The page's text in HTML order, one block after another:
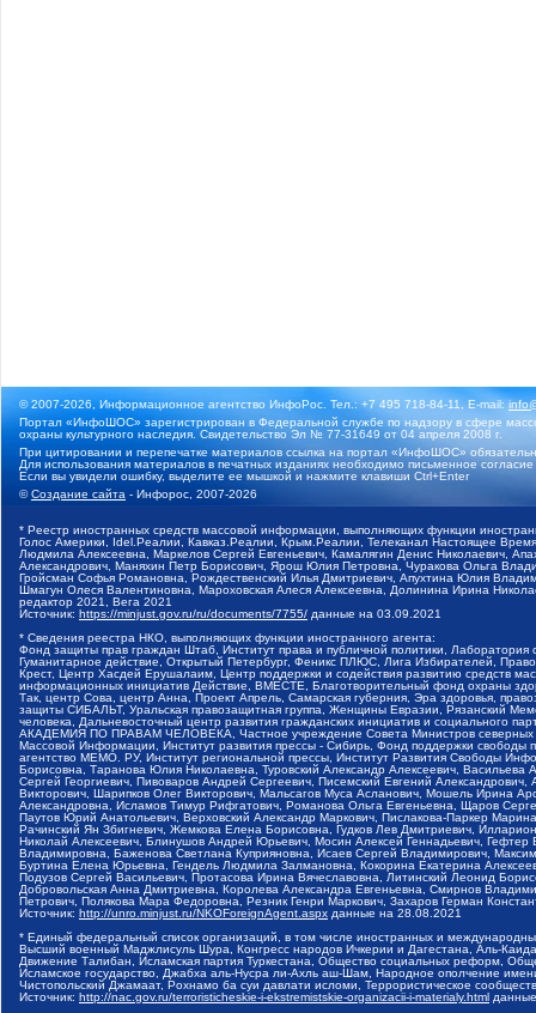
© 2007-2026, Информационное агентство ИнфоРос. Тел.: +7 495 718-84-11, E-mail:
Портал «ИнфоШОС» зарегистрирован в Федеральной службе по надзору в сфере
охраны культурного наследия. Свидетельство Эл № 77-31649 от 04 апреля 2008 г.
При цитировании и перепечатке материалов ссылка на портал «ИнфоШОС»
Для использования материалов в печатных изданиях необходимо письменное
Если вы увидели ошибку, выделите ее мышкой и нажмите клавиши Ctrl+Enter
©Создание сайта - Инфорос, 2007-2026
* Реестр иностранных средств массовой информации, выполняющих функции
Голос Америки, Idel.Реалии, Кавказ.Реалии, Крым.Реалии, Телеканал Настоящее
Людмила Алексеевна, Маркелов Сергей Евгеньевич, Камалягин Денис Николаевич,
Александрович, Маняхин Петр Борисович, Ярош Юлия Петровна, Чуракова Ольга
Гройсман Софья Романовна, Рождественский Илья Дмитриевич, Апухтина Юлия
Шмагун Олеся Валентиновна, Мароховская Алеся Алексеевна, Долинина Ирина
редактор 2021, Вега 2021
Источник: https://minjust.gov.ru/ru/documents/7755/ данные на 03.09.2021
* Сведения реестра НКО, выполняющих функции иностранного агента:
Фонд защиты прав граждан Штаб, Институт права и публичной политики,
Гуманитарное действие, Открытый Петербург, Феникс ПЛЮС, Лига Избирателей,
Крест, Центр Хасдей Ерушалаим, Центр поддержки и содействия развитию средств
информационных инициатив Действие, ВМЕСТЕ, Благотворительный фонд охраны
Так, центр Сова, центр Анна, Проект Апрель, Самарская губерния, Эра здоровья,
защиты СИБАЛЬТ, Уральская правозащитная группа, Женщины Евразии, Рязанский
человека, Дальневосточный центр развития гражданских инициатив и социального
АКАДЕМИЯ ПО ПРАВАМ ЧЕЛОВЕКА, Частное учреждение Совета Министров северных
Массовой Информации, Институт развития прессы - Сибирь, Фонд поддержки
агентство МЕМО. РУ, Институт региональной прессы, Институт Развития Свободы
Борисовна, Таранова Юлия Николаевна, Туровский Александр Алексеевич,
Сергей Георгиевич, Пивоваров Андрей Сергеевич, Писемский Евгений
Викторович, Шарипков Олег Викторович, Мальсагов Муса Асланович, Мошель Ирина
Александровна, Исламов Тимур Рифгатович, Романова Ольга Евгеньевна, Щаров
Паутов Юрий Анатольевич, Верховский Александр Маркович, Пислакова-Паркер
Рачинский Ян Збигневич, Жемкова Елена Борисовна, Гудков Лев Дмитриевич,
Николай Алексеевич, Блинушов Андрей Юрьевич, Мосин Алексей Геннадьевич,
Владимировна, Баженова Светлана Куприяновна, Исаев Сергей Владимирович,
Буртина Елена Юрьевна, Гендель Людмила Залмановна, Кокорина Екатерина
Подузов Сергей Васильевич, Протасова Ирина Вячеславовна, Литинский Леонид
Добровольская Анна Дмитриевна, Королева Александра Евгеньевна, Смирнов
Петрович, Полякова Мара Федоровна, Резник Генри Маркович, Захаров Герман
Источник: http://unro.minjust.ru/NKOForeignAgent.aspx данные на 28.08.2021
* Единый федеральный список организаций, в том числе иностранных и
Высший военный Маджлисуль Шура, Конгресс народов Ичкерии и Дагестана, Аль-
Движение Талибан, Исламская партия Туркестана, Общество социальных реформ,
Исламское государство, Джабха аль-Нусра ли-Ахль аш-Шам, Народное ополчение
Чистопольский Джамаат, Рохнамо ба суи давлати исломи, Террористическое
Источник: http://nac.gov.ru/terroristicheskie-i-ekstremistskie-organizacii-i-materialy.html